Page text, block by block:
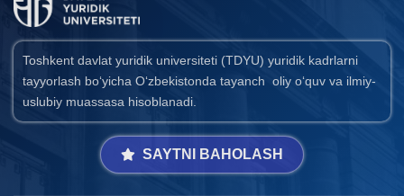
Toshkent davlat yuridik universiteti (TDYU) yuridik kadrlarni
tayyorlash bo‘yicha O‘zbekistonda tayanch oliy o‘quv va ilmiy-
uslubiy muassasa hisoblanadi.
SAYTNI BAHOLASH